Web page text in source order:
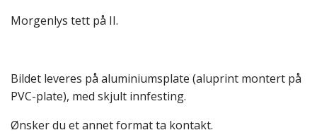
Morgenlys tett på II.
Bildet leveres på aluminiumsplate (aluprint montert på
PVC-plate), med skjult innfesting.
Ønsker du et annet format ta kontakt.